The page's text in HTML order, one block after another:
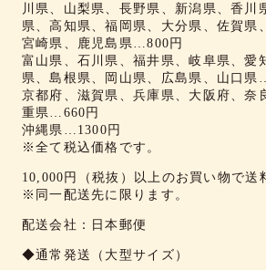
川県、山梨県、長野県、新潟県、香川
県、高知県、福岡県、大分県、佐賀県
宮崎県、鹿児島県…800円
富山県、石川県、福井県、岐阜県、愛
県、島根県、岡山県、広島県、山口県
京都府、滋賀県、兵庫県、大阪府、奈
重県…660円
沖縄県…1300円
※全て税込価格です。
10,000円（税抜）以上のお買い物で送
※同一配送先に限ります。
配送会社：日本郵便
◆通常発送（大型サイズ）